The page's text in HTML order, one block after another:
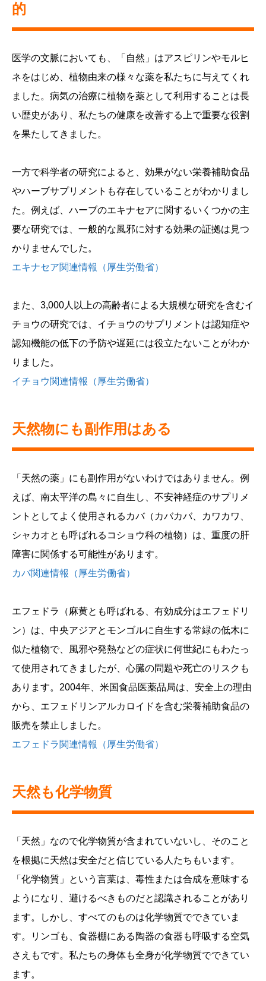
的
医学の文脈においても、「自然」はアスピリンやモルヒ
ネをはじめ、植物由来の様々な薬を私たちに与えてくれ
ました。病気の治療に植物を薬として利用することは長
い歴史があり、私たちの健康を改善する上で重要な役割
を果たしてきました。
一方で科学者の研究によると、効果がない栄養補助食品
やハーブサプリメントも存在していることがわかりまし
た。例えば、ハーブのエキナセアに関するいくつかの主
要な研究では、一般的な風邪に対する効果の証拠は見つ
かりませんでした。
エキナセア関連情報（厚生労働省）
また、3,000人以上の高齢者による大規模な研究を含むイ
チョウの研究では、イチョウのサプリメントは認知症や
認知機能の低下の予防や遅延には役立たないことがわか
りました。
イチョウ関連情報（厚生労働省）
天然物にも副作用はある
「天然の薬」にも副作用がないわけではありません。例
えば、南太平洋の島々に自生し、不安神経症のサプリメ
ントとしてよく使用されるカバ（カバカバ、カワカワ、
シャカオとも呼ばれるコショウ科の植物）は、重度の肝
障害に関係する可能性があります。
カバ関連情報（厚生労働省）
エフェドラ（麻黄とも呼ばれる、有効成分はエフェドリ
ン）は、中央アジアとモンゴルに自生する常緑の低木に
似た植物で、風邪や発熱などの症状に何世紀にもわたっ
て使用されてきましたが、心臓の問題や死亡のリスクも
あります。2004年、米国食品医薬品局は、安全上の理由
から、エフェドリンアルカロイドを含む栄養補助食品の
販売を禁止しました。
エフェドラ関連情報（厚生労働省）
天然も化学物質
「天然」なので化学物質が含まれていないし、そのこと
を根拠に天然は安全だと信じている人たちもいます。
「化学物質」という言葉は、毒性または合成を意味する
ようになり、避けるべきものだと認識されることがあり
ます。しかし、すべてのものは化学物質でできていま
す。リンゴも、食器棚にある陶器の食器も呼吸する空気
さえもです。私たちの身体も全身が化学物質でできてい
ます。